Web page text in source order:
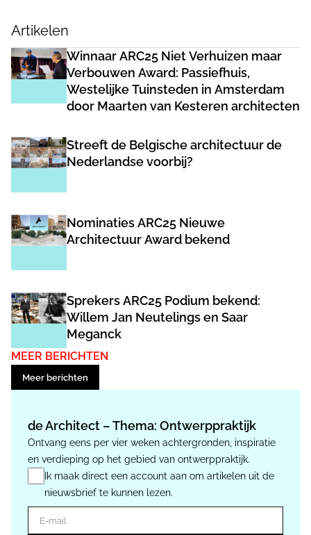
- tot het hart van het project maakte: een luifel van glas en
staal. Het ontwerp ontroert en overdondert tegelijk, aldus
juryvoorzitter Jan Peter Wingender.
Artikelen
Winnaar ARC25 Niet Verhuizen maar
Verbouwen Award: Passiefhuis,
Westelijke Tuinsteden in Amsterdam
door Maarten van Kesteren architecten
Streeft de Belgische architectuur de
Nederlandse voorbij?
Nominaties ARC25 Nieuwe
Architectuur Award bekend
Sprekers ARC25 Podium bekend:
Willem Jan Neutelings en Saar
Meganck
MEER BERICHTEN
Meer berichten
de Architect – Thema: Ontwerppraktijk
Ontvang eens per vier weken achtergronden, inspiratie
en verdieping op het gebied van ontwerppraktijk.
Ik maak direct een account aan om artikelen uit de
nieuwsbrief te kunnen lezen.
E-mail